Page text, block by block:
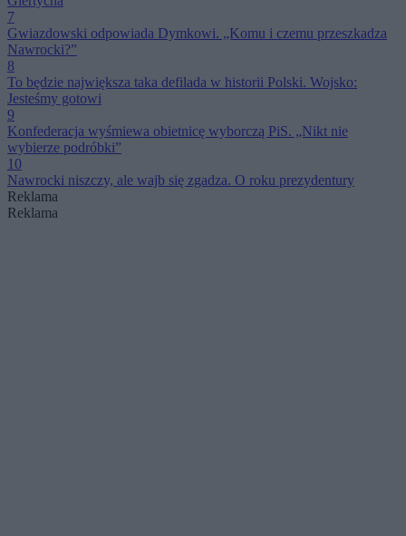
7
Gwiazdowski odpowiada Dymkowi. „Komu i czemu przeszkadza
Nawrocki?”
8
To będzie największa taka defilada w historii Polski. Wojsko:
Jesteśmy gotowi
9
Konfederacja wyśmiewa obietnicę wyborczą PiS. „Nikt nie
wybierze podróbki”
10
Nawrocki niszczy, ale wajb się zgadza. O roku prezydentury
Reklama
Reklama